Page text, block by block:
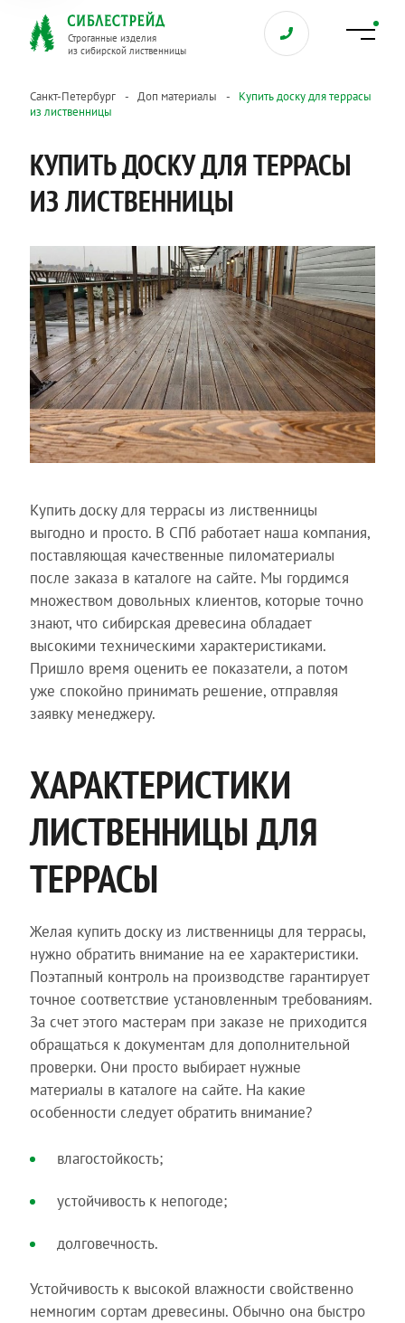
Строганные изделия
из сибирской лиственницы
Санкт-Петербург Доп материалы
Купить доску для террасы
из лиственницы
КУПИТЬ ДОСКУ ДЛЯ ТЕРРАСЫ
ИЗ ЛИСТВЕННИЦЫ
Купить доску для террасы из лиственницы
выгодно и просто. В СПб работает наша компания,
поставляющая качественные пиломатериалы
после заказа в каталоге на сайте. Мы гордимся
множеством довольных клиентов, которые точно
знают, что сибирская древесина обладает
высокими техническими характеристиками.
Пришло время оценить ее показатели, а потом
уже спокойно принимать решение, отправляя
заявку менеджеру.
ХАРАКТЕРИСТИКИ
ЛИСТВЕННИЦЫ ДЛЯ
ТЕРРАСЫ
Желая купить доску из лиственницы для террасы,
нужно обратить внимание на ее характеристики.
Поэтапный контроль на производстве гарантирует
точное соответствие установленным требованиям.
За счет этого мастерам при заказе не приходится
обращаться к документам для дополнительной
проверки. Они просто выбирает нужные
материалы в каталоге на сайте. На какие
особенности следует обратить внимание?
влагостойкость;
устойчивость к непогоде;
долговечность.
Устойчивость к высокой влажности свойственно
немногим сортам древесины. Обычно она быстро